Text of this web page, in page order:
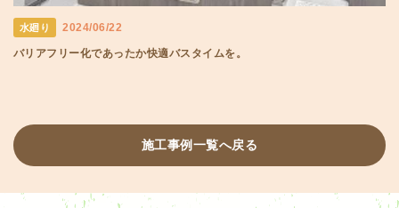
水廻り 2024/06/22
バリアフリー化であったか快適バスタイムを。
施工事例一覧へ戻る